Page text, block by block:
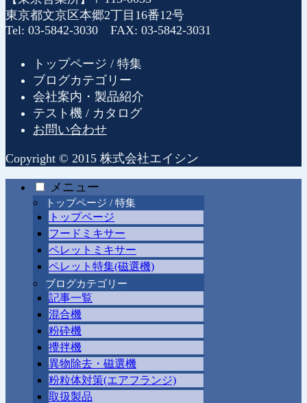
東京都文京区本郷2丁目16番12号
Tel: 03-5842-3030 FAX: 03-5842-3031
トップページ / 特集
ブログカテゴリー
会社案内・製品紹介
テスト機 / カタログ
お問い合わせ
Copyright © 2015 株式会社エイシン
メニュー
トップページ / 特集
トップページ
フードミキサー
ペレットミキサー
ペレット特集(磁選機)
ブログカテゴリー
記事一覧
混合機
粉砕機
攪拌機
異物除去・磁選機
粉粒体対策(エアフランジ)
取扱製品